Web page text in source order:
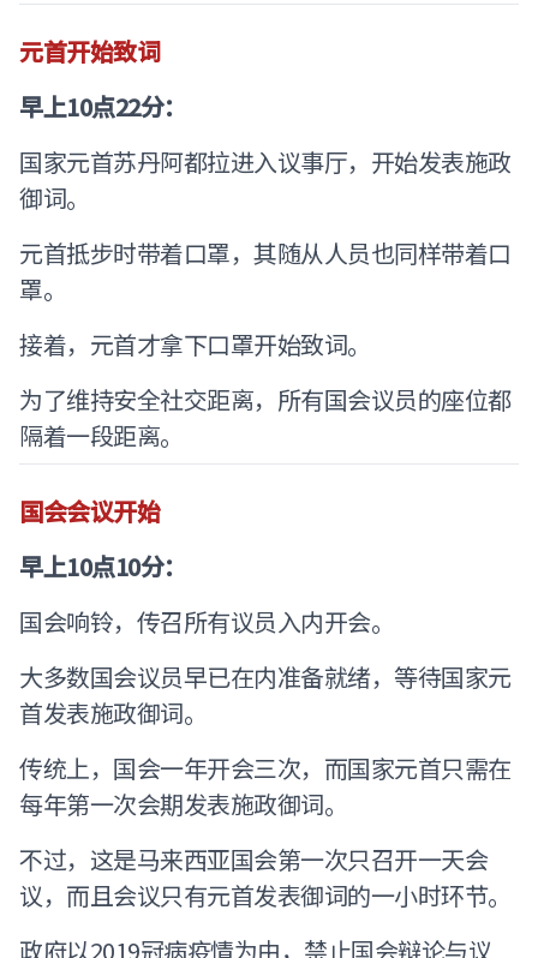
元首开始致词
早上10点22分：
国家元首苏丹阿都拉进入议事厅，开始发表施政
御词。
元首抵步时带着口罩，其随从人员也同样带着口
罩。
接着，元首才拿下口罩开始致词。
为了维持安全社交距离，所有国会议员的座位都
隔着一段距离。
国会会议开始
早上10点10分：
国会响铃，传召所有议员入内开会。
大多数国会议员早已在内准备就绪，等待国家元
首发表施政御词。
传统上，国会一年开会三次，而国家元首只需在
每年第一次会期发表施政御词。
不过，这是马来西亚国会第一次只召开一天会
议，而且会议只有元首发表御词的一小时环节。
政府以2019冠病疫情为由，禁止国会辩论与议